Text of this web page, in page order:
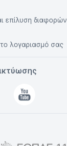
επίλυση διαφορών
λογαριασμό σας